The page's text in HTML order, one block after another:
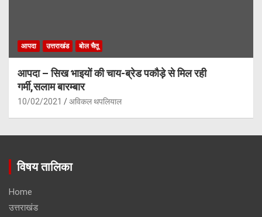
आपदा उत्तराखंड बोल चैतू
आपदा – सिख भाइयों की चाय-ब्रेड पकौड़े से मिल रही
गर्मी,सलाम बारम्बार
10/02/2021 अविकल थपलियाल
विषय तालिका
Home
उत्तराखंड